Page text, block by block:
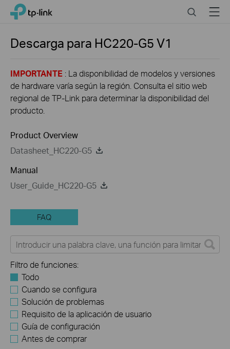
Click
navigation
TP-Link, Reliably Smart SearchMenu
Descarga para HC220-G5V1
IMPORTANTE : La disponibilidad de modelos y versiones
de hardware varía según la región. Consulta el sitio web
regional de TP-Link para determinar la disponibilidad del
producto.
Product Overview
Datasheet_HC220-G5
Manual
User_Guide_HC220-G5
FAQ
Filtro de funciones:
Todo
Cuando se configura
Solución de problemas
Requisito de la aplicación de usuario
Guía de configuración
Antes de comprar